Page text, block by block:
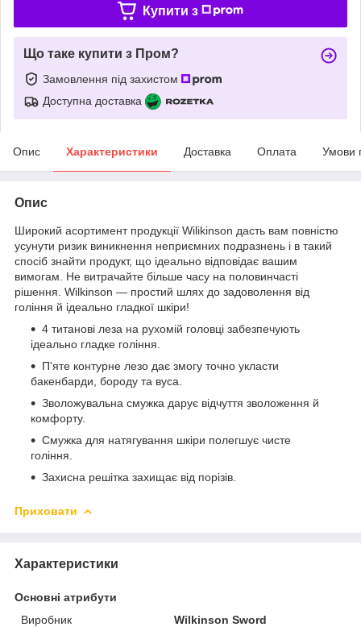
Купити з
Що таке купити з Пром?
Замовлення під захистом
Доступна доставка
Опис Характеристики Доставка Оплата Умови
Опис
Широкий асортимент продукції Wilikinson дасть вам повністю
усунути ризик виникнення неприємних подразнень і в такий
спосіб знайти продукт, що ідеально відповідає вашим
вимогам. Не витрачайте більше часу на половинчасті
рішення. Wilkinson — простий шлях до задоволення від
гоління й ідеально гладкої шкіри!
4 титанові леза на рухомій головці забезпечують
ідеально гладке гоління.
П'яте контурне лезо дає змогу точно укласти
бакенбарди, бороду та вуса.
Зволожувальна смужка дарує відчуття зволоження й
комфорту.
Смужка для натягування шкіри полегшує чисте
гоління.
Захисна решітка захищає від порізів.
Приховати
Характеристики
Основні атрибути
Виробник
Wilkinson Sword